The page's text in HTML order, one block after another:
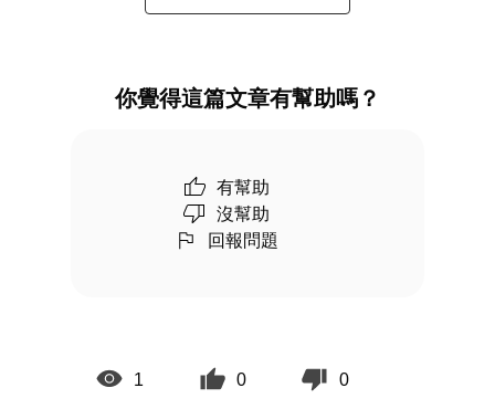
你覺得這篇文章有幫助嗎？
有幫助
沒幫助
回報問題
1 0 0